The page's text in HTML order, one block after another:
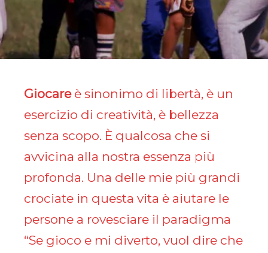
Giocareè sinonimo di libertà, è un
esercizio di creatività, è bellezza
senza scopo. È qualcosa che si
avvicina alla nostra essenza più
profonda. Una delle mie più grandi
crociate in questa vita è aiutare le
persone a rovesciare il paradigma
“Se gioco e mi diverto, vuol dire che